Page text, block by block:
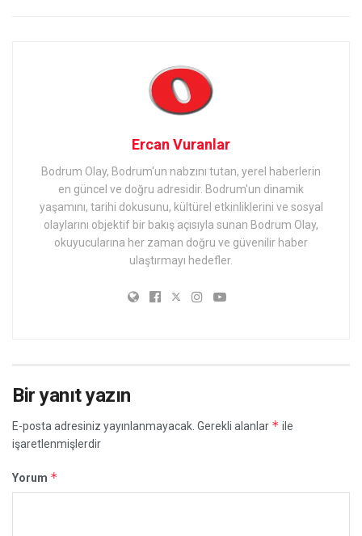
Ercan Vuranlar
Bodrum Olay, Bodrum'un nabzını tutan, yerel haberlerin
en güncel ve doğru adresidir. Bodrum'un dinamik
yaşamını, tarihi dokusunu, kültürel etkinliklerini ve sosyal
olaylarını objektif bir bakış açısıyla sunan Bodrum Olay,
okuyucularına her zaman doğru ve güvenilir haber
ulaştırmayı hedefler.
Bir yanıt yazın
E-posta adresiniz yayınlanmayacak. Gerekli alanlar * ile
işaretlenmişlerdir
Yorum *